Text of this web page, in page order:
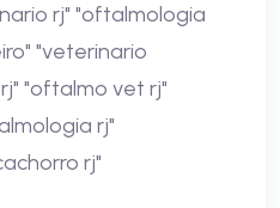
rj" "oftalmologia
"veterinario
"oftalmo vet rj"
rj"
rj"